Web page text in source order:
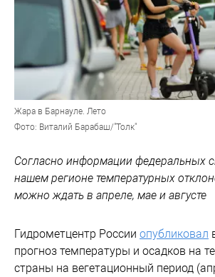
Жара в Барнауле. Лето
Фото: Виталий Барабаш/"Толк"
Согласно информации федеральных
нашем регионе температурных
можно ждать в апреле, мае и августе
Гидрометцентр России опубликовал
прогноз температуры и осадков на
страны на вегетационный период